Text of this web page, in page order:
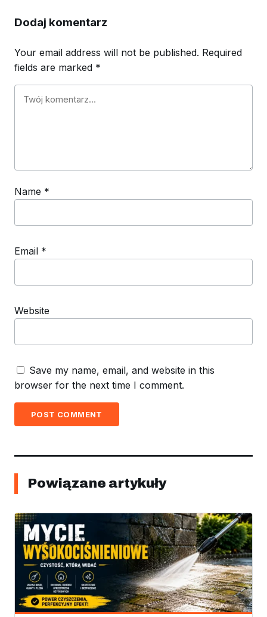
Dodaj komentarz
Your email address will not be published. Required
fields are marked *
Name *
Email *
Website
Save my name, email, and website in this
browser for the next time I comment.
POST COMMENT
Powiązane artykuły